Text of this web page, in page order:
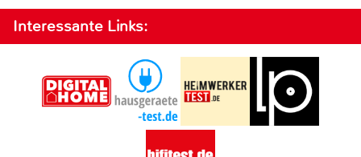
Interessante Links: